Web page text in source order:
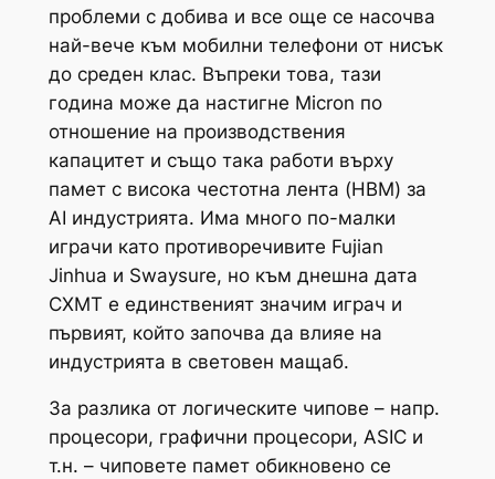
проблеми с добива и все още се насочва
най-вече към мобилни телефони от нисък
до среден клас. Въпреки това, тази
година може да настигне Micron по
отношение на производствения
капацитет и също така работи върху
памет с висока честотна лента (HBM) за
AI индустрията. Има много по-малки
играчи като противоречивите Fujian
Jinhua и Swaysure, но към днешна дата
CXMT е единственият значим играч и
първият, който започва да влияе на
индустрията в световен мащаб.
За разлика от логическите чипове – напр.
процесори, графични процесори, ASIC и
т.н. – чиповете памет обикновено се